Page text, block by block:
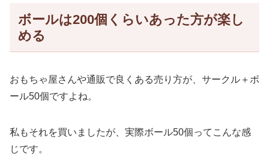
ボールは200個くらいあった方が楽し
める
おもちゃ屋さんや通販で良くある売り方が、サークル＋ボ
ール50個ですよね。
私もそれを買いましたが、実際ボール50個ってこんな感
じです。